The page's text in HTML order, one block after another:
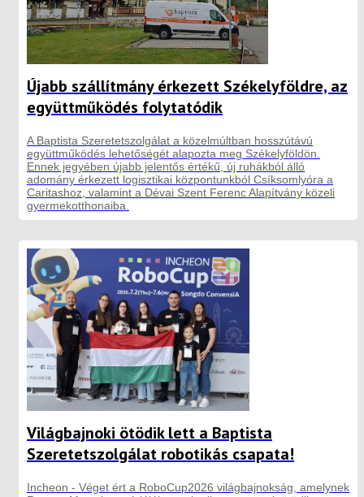
Újabb szállítmány érkezett Székelyföldre, az
együttműködés folytatódik
A Baptista Szeretetszolgálat a közelmúltban hosszútávú
együttműködés lehetőségét alapozta meg Székelyföldön.
Ennek jegyében újabb jelentős értékű, új ruhákból álló
adomány érkezett logisztikai központunkból Csíksomlyóra a
Caritashoz, valamint a Dévai Szent Ferenc Alapítvány közeli
gyermekotthonaiba.
Világbajnoki ötödik lett a Baptista
Szeretetszolgálat robotikás csapata!
Incheon - Véget ért a RoboCup2026 világbajnokság, amelynek